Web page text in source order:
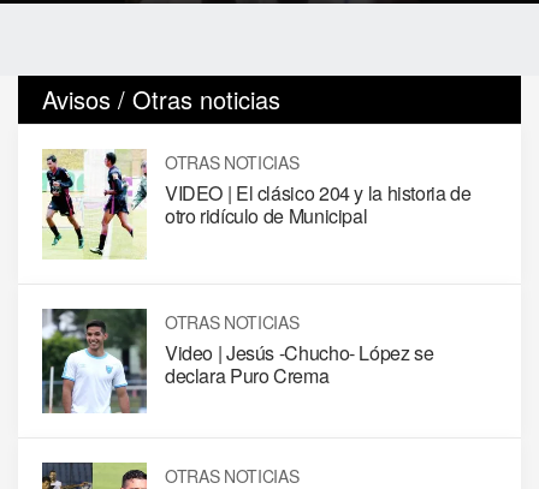
Avisos / Otras noticias
OTRAS NOTICIAS
VIDEO | El clásico 204 y la historia de
otro ridículo de Municipal
OTRAS NOTICIAS
Video | Jesús -Chucho- López se
declara Puro Crema
OTRAS NOTICIAS